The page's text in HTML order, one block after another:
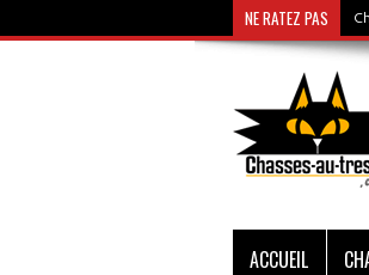
NE RATEZ PAS
ACCUEIL